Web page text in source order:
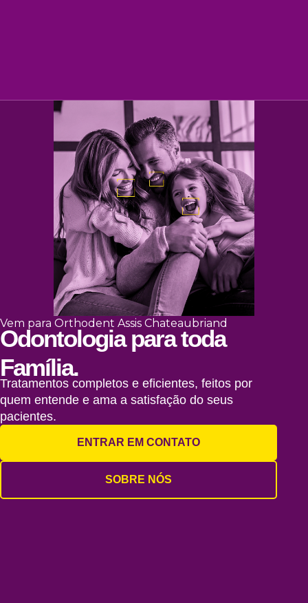
Vem para Orthodent Assis Chateaubriand
Odontologia para toda
Família.
Tratamentos completos e eficientes, feitos por
quem entende e ama a satisfação do seus
pacientes.
ENTRAR EM CONTATO
SOBRE NÓS